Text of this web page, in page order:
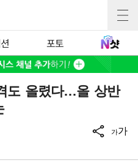
포토
도 올렸다…올 상반
가가